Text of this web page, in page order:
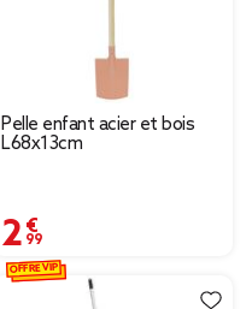
Pelle enfant acier et bois
L68x13cm
2,99 €
OFFRE VIP